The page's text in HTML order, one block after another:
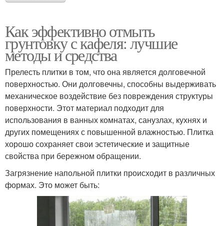
Как эффективно отмыть
грунтовку с кафеля: лучшие
методы и средства
Прелесть плитки в том, что она является долговечной
поверхностью. Они долговечны, способны выдерживать
механическое воздействие без повреждения структуры
поверхности. Этот материал подходит для
использования в ванных комнатах, санузлах, кухнях и
других помещениях с повышенной влажностью. Плитка
хорошо сохраняет свои эстетические и защитные
свойства при бережном обращении.
Загрязнение напольной плитки происходит в различных
формах. Это может быть: